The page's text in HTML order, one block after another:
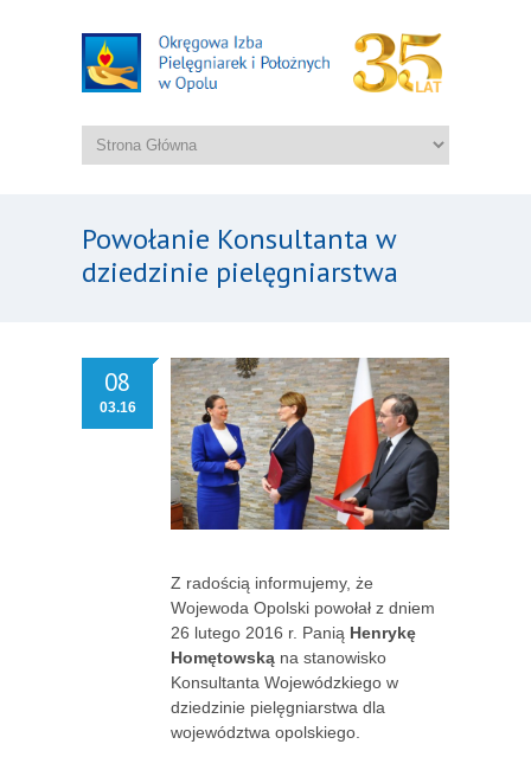
Powołanie Konsultanta w
dziedzinie pielęgniarstwa
08
03.16
Z radością informujemy, że
Wojewoda Opolski powołał z dniem
26 lutego 2016 r. Panią Henrykę
Homętowską na stanowisko
Konsultanta Wojewódzkiego w
dziedzinie pielęgniarstwa dla
województwa opolskiego.